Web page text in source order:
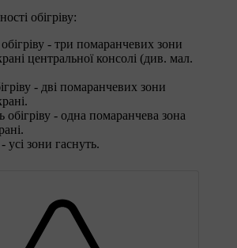
обігріву:
- три помаранчевих зони
центральної консолі (див. мал.
- дві помаранчевих зони
- одна помаранчева зона
усі зони гаснуть.